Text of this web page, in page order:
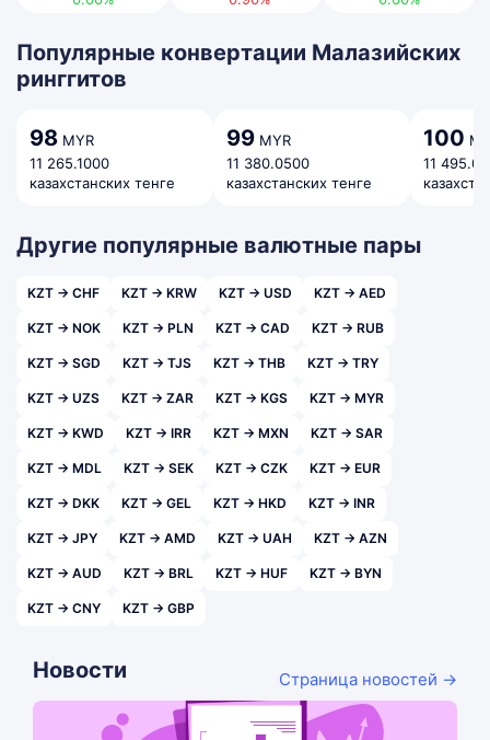
Популярные конвертации Малазийских
ринггитов
98 MYR
11 265.1000
казахстанских тенге
99 MYR
11 380.0500
казахстанских тенге
100
11
Другие популярные валютные пары
KZT → CHF KZT → KRW KZT → USD KZT → AED
KZT → NOK KZT → PLN KZT → CAD KZT → RUB
KZT → SGD KZT → TJS KZT → THB KZT → TRY
KZT → UZS KZT → ZAR KZT → KGS KZT → MYR
KZT → KWD KZT → IRR KZT → MXN KZT → SAR
KZT → MDL KZT → SEK KZT → CZK KZT → EUR
KZT → DKK KZT → GEL KZT → HKD KZT → INR
KZT → JPY KZT → AMD KZT → UAH KZT → AZN
KZT → AUD KZT → BRL KZT → HUF KZT → BYN
KZT → CNY KZT → GBP
Новости Страница новостей →